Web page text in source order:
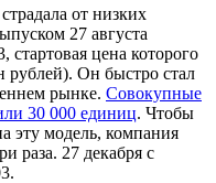
от низких
27 августа
стартовая цена которого
рублей). Он быстро стал
рынке. Совокупные
30 000 единиц. Чтобы
эту модель, компания
раза. 27 декабря с